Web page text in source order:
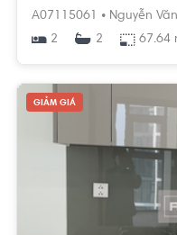
A07115061 • Nguyễn
2
2 67.64
GIẢM GIÁ